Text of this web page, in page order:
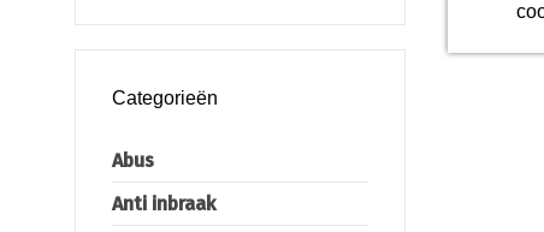
Categorieën
Abus
Anti inbraak